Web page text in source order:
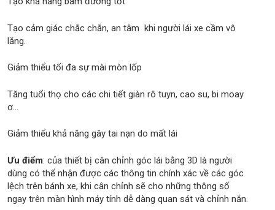
Tạo cảm giác chắc chắn, an tâm khi người lái xe cầm vô
lăng.
Giảm thiểu tối đa sự mài mòn lốp
Tăng tuổi thọ cho các chi tiết giàn rô tuyn, cao su, bi moay
ơ...
Giảm thiểu khả năng gây tai nạn do mất lái
Ưu điểm: của thiết bị cân chỉnh góc lái bằng 3D là người
dùng có thể nhận được các thông tin chính xác về các góc
lệch trên bánh xe, khi cân chỉnh sẽ cho những thông số
ngay trên màn hình máy tính dễ dàng quan sát và chỉnh nắn.